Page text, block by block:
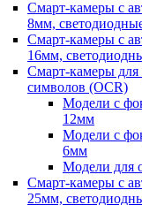
Смарт-камеры с
8мм,
Смарт-камеры с
16мм,
Смарт-камеры для
символов (OCR)
Модели с
12мм
Модели с
6мм
Модели для
Смарт-камеры с
25мм,